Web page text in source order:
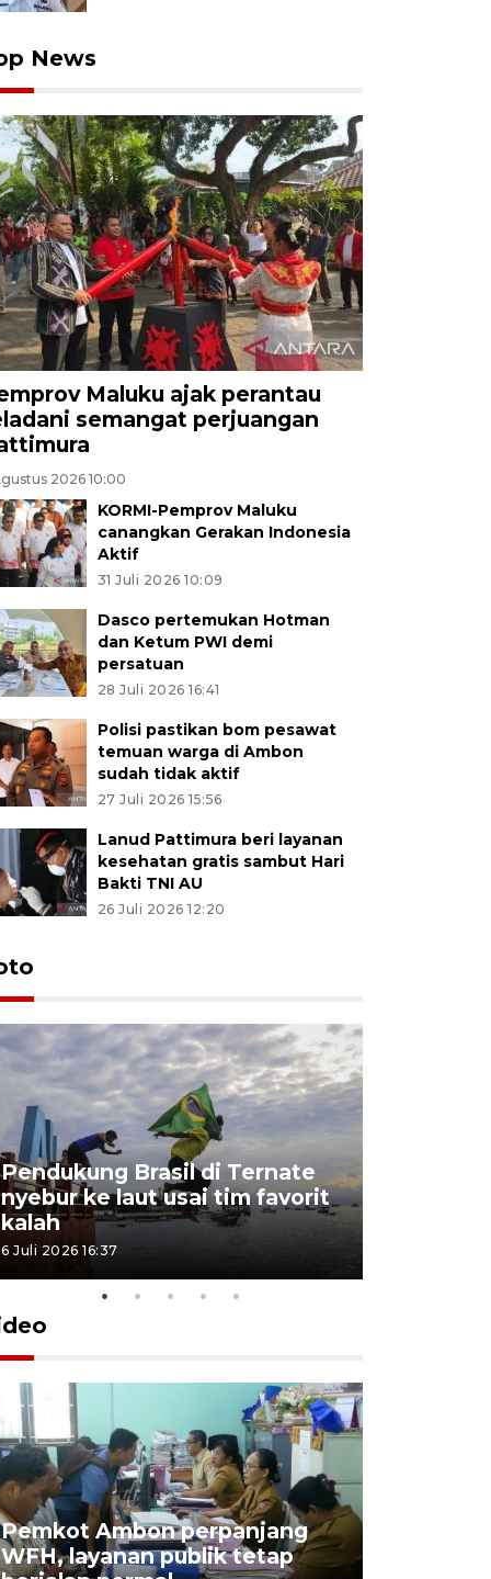
News
Maluku ajak perantau
semangat perjuangan
2026 10:00
KORMI-Pemprov Maluku
canangkan Gerakan Indonesia
Aktif
31 Juli 2026 10:09
Dasco pertemukan Hotman
dan Ketum PWI demi
persatuan
28 Juli 2026 16:41
Polisi pastikan bom pesawat
temuan warga di Ambon
sudah tidak aktif
27 Juli 2026 15:56
Lanud Pattimura beri layanan
kesehatan gratis sambut Hari
Bakti TNI AU
26 Juli 2026 12:20
Pendukung Brasil di Ternate
nyebur ke laut usai tim favorit
kalah
6 Juli 2026 16:37
Pemkot Ambon perpanjang
WFH, layanan publik tetap